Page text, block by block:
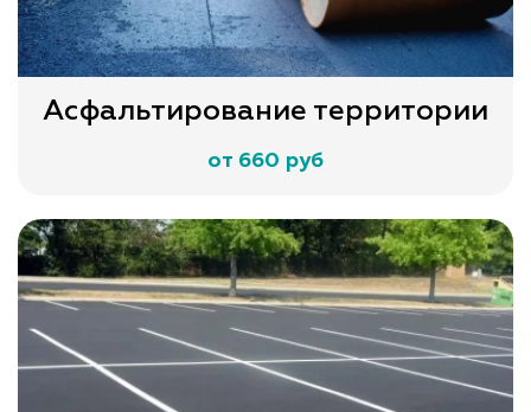
Асфальтирование территории
от 660 руб